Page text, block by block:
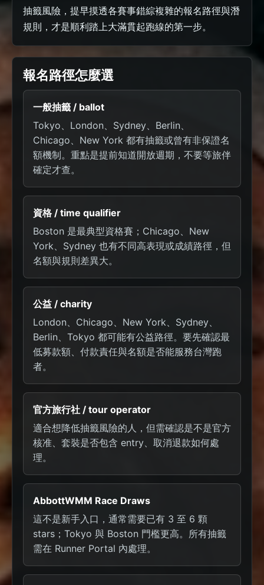
抽籤風險，提早摸透各賽事錯綜複雜的報名路徑與潛
規則，才是順利踏上大滿貫起跑線的第一步。
報名路徑怎麼選
一般抽籤 / ballot
Tokyo、London、Sydney、Berlin、
Chicago、New York 都有抽籤或曾有非保證名
額機制。重點是提前知道開放週期，不要等旅伴
確定才查。
資格 / time qualifier
Boston 是最典型資格賽；Chicago、New
York、Sydney 也有不同高表現或成績路徑，但
名額與規則差異大。
公益 / charity
London、Chicago、New York、Sydney、
Berlin、Tokyo 都可能有公益路徑。要先確認最
低募款額、付款責任與名額是否能服務台灣跑
者。
官方旅行社 / tour operator
適合想降低抽籤風險的人，但需確認是不是官方
核准、套裝是否包含 entry、取消退款如何處
理。
AbbottWMM Race Draws
這不是新手入口，通常需要已有 3 至 6 顆
stars；Tokyo 與 Boston 門檻更高。所有抽籤
需在 Runner Portal 內處理。